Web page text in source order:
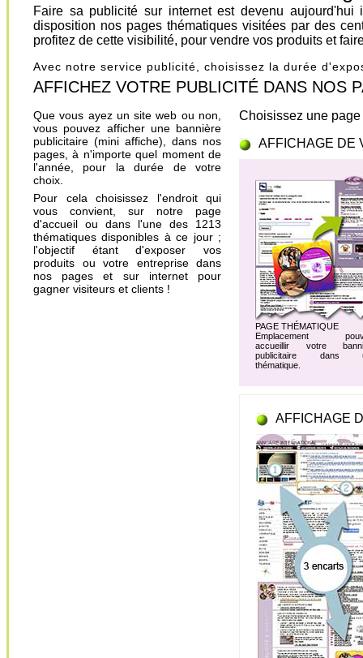
Faire sa publicité sur internet est devenu
disposition nos pages thématiques visitées par des
profitez de cette visibilité, pour vendre vos produits et
Avec notre service publicité, choisissez la durée
AFFICHEZ VOTRE PUBLICITÉ DANS NOS
Que vous ayez un site web ou non,
vous pouvez afficher une bannière
publicitaire (mini affiche), dans nos
pages, à n'importe quel moment de
l'année, pour la durée de votre
choix.
Pour cela choisissez l'endroit qui
vous convient, sur notre page
d'accueil ou dans l'une des 1213
thématiques disponibles à ce jour ;
l'objectif étant d'exposer vos
produits ou votre entreprise dans
nos pages et sur internet pour
gagner visiteurs et clients !
Choisissez une
AFFICHAGE DE
PAGE THÉMATIQUE
Emplacement
accueillir votre
publicitaire dans
thématique.
AFFICHAGE